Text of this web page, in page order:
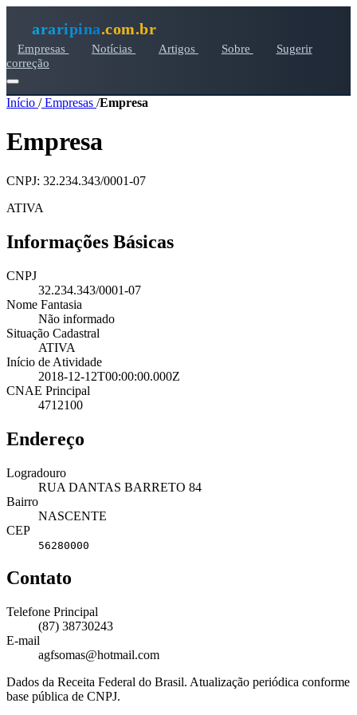
araripina.com.br
Empresas Notícias Artigos Sobre
Sugerir
correção
Início /Empresas /Empresa
Empresa
CNPJ: 32.234.343/0001-07
ATIVA
Informações Básicas
CNPJ
32.234.343/0001-07
Nome Fantasia
Não informado
Situação Cadastral
ATIVA
Início de Atividade
2018-12-12T00:00:00.000Z
CNAE Principal
4712100
Endereço
Logradouro
RUA DANTAS BARRETO 84
Bairro
NASCENTE
CEP
56280000
Contato
Telefone Principal
(87) 38730243
E-mail
agfsomas@hotmail.com
Dados da Receita Federal do Brasil. Atualização periódica conforme
base pública de CNPJ.